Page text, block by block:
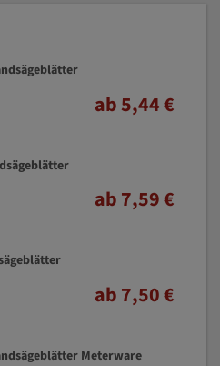
ab 5,44 €
ab 7,59 €
ab 7,50 €
Meterware